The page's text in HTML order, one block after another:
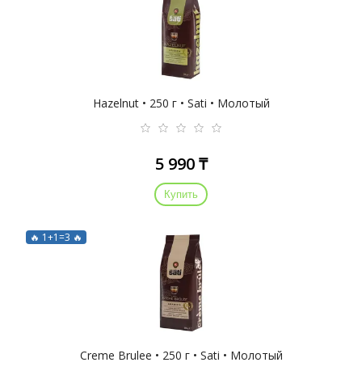
Hazelnut • 250 г • Sati • Молотый
5 990 ₸
Купить
🔥 1+1=3 🔥
Creme Brulee • 250 г • Sati • Молотый